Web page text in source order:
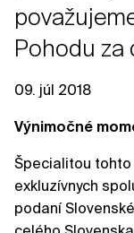
Pohodu za
09. júl 2018
Výnimočné
Špecialitou tohto
exkluzívnych
podaní